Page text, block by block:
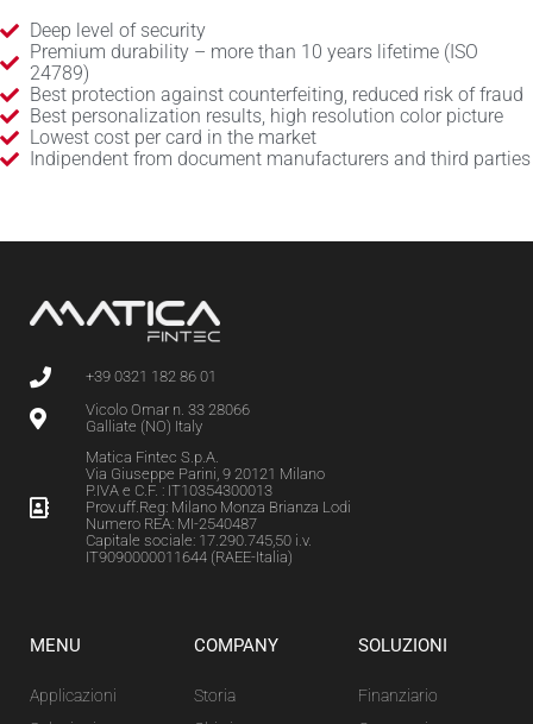
Deep level of security
Premium durability – more than 10 years lifetime (ISO
24789)
Best protection against counterfeiting, reduced risk of fraud
Best personalization results, high resolution color picture
Lowest cost per card in the market
Indipendent from document manufacturers and third parties
+39 0321 182 86 01
Vicolo Omar n. 33 28066
Galliate (NO) Italy
Matica Fintec S.p.A.
Via Giuseppe Parini, 9 20121 Milano
P.IVA e C.F. : IT10354300013
Prov.uff.Reg: Milano Monza Brianza Lodi
Numero REA: MI-2540487
Capitale sociale: 17.290.745,50 i.v.
IT9090000011644 (RAEE-Italia)
MENU
Applicazioni
COMPANY
Storia
SOLUZIONI
Finanziario